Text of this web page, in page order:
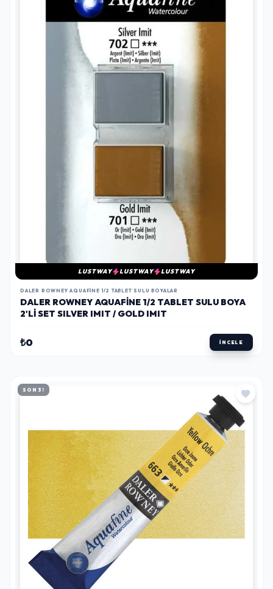
LUSTWAY LUSTWAY LUSTWAY
DALER ROWNEY AQUAFINE 1/2 TABLET SULU BOYALAR
DALER ROWNEY AQUAFINE 1/2 TABLET SULU BOYA
2'LI SET SILVER IMIT / GOLD IMIT
₺0 İNCELE
SON 3!